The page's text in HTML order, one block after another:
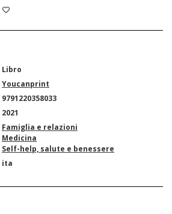
Libro
Youcanprint
9791220358033
2021
Famiglia e relazioni
Medicina
Self-help, salute e benessere
ita